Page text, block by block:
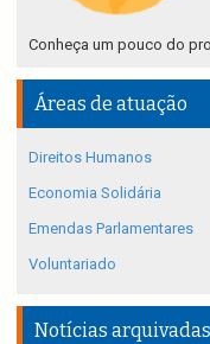
Conheça um pouco do
Áreas de atuação
Direitos Humanos
Economia Solidária
Emendas Parlamentares
Voluntariado
Notícias arquivadas